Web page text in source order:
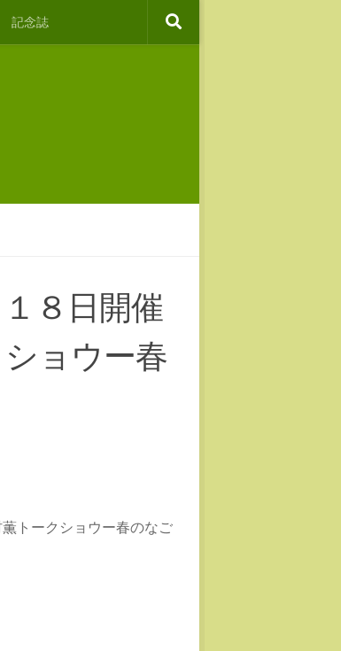
記念誌
８日開催
ョウー春
トークショウー春のなご